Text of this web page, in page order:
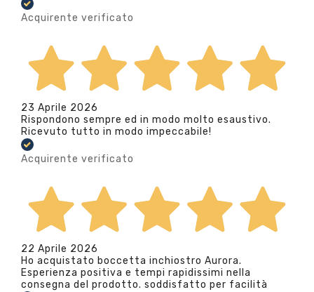
Acquirente verificato
23 Aprile 2026
Rispondono sempre ed in modo molto esaustivo.
Ricevuto tutto in modo impeccabile!
Acquirente verificato
22 Aprile 2026
Ho acquistato boccetta inchiostro Aurora.
Esperienza positiva e tempi rapidissimi nella
consegna del prodotto. soddisfatto per facilità